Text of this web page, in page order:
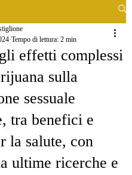
effetti complessi
sulla
sessuale
tra benefici e
la salute, con
ultime ricerche e
Tempo di lettura: 2 min